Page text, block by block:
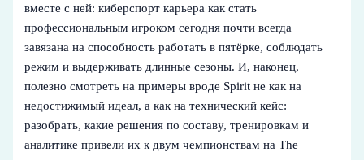
вместе с ней: киберспорт карьера как стать
профессиональным игроком сегодня почти всегда
завязана на способность работать в пятёрке, соблюдать
режим и выдерживать длинные сезоны. И, наконец,
полезно смотреть на примеры вроде Spirit не как на
недостижимый идеал, а как на технический кейс:
разобрать, какие решения по составу, тренировкам и
аналитике привели их к двум чемпионствам на The